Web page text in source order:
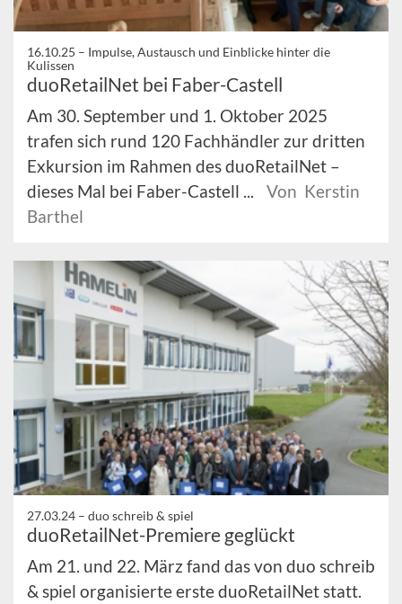
16.10.25 – Impulse, Austausch und Einblicke hinter die
Kulissen
duoRetailNet bei Faber-Castell
Am 30. September und 1. Oktober 2025
trafen sich rund 120 Fachhändler zur dritten
Exkursion im Rahmen des duoRetailNet –
dieses Mal bei Faber-Castell ...
Von Kerstin
Barthel
27.03.24 – duo schreib & spiel
duoRetailNet-Premiere geglückt
Am 21. und 22. März fand das von duo schreib
& spiel organisierte erste duoRetailNet statt.